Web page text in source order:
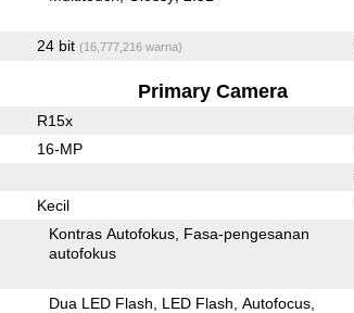
24 bit (16,777,216 warna)
Primary Camera
R15x
16-MP
Kecil
Kontras Autofokus Fasa-pengesanan
autofokus
Dua LED Flash LED Flash Autofocus